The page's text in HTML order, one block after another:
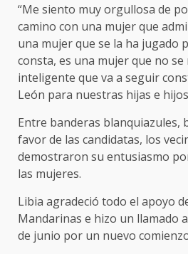
“Me siento muy orgullosa de
camino con una mujer que
una mujer que se la ha jugado
consta, es una mujer que no se
inteligente que va a seguir
León para nuestras hijas e
Entre banderas blanquiazules,
favor de las candidatas, los
demostraron su entusiasmo
las mujeres.
Libia agradeció todo el apoyo
Mandarinas e hizo un llamado
de junio por un nuevo